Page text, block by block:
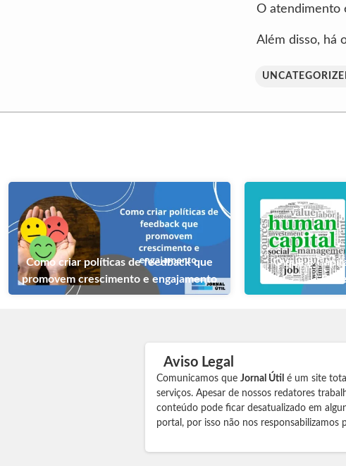
O atendimento
Além disso, há
Como criar políticas de feedback que
promovem crescimento e engajamento
O que é
Aviso Legal
Comunicamos que Jornal Útil é um site
serviços. Apesar de nossos redatores
conteúdo pode ficar desatualizado em
portal, por isso não nos